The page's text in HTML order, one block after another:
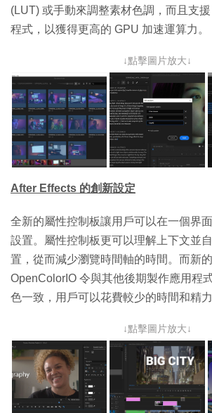
(LUT) 或手動來調整素材色調，而且支
程式，以獲得更高的 GPU 加速運算力。
↓點擊圖片放大↓
After Effects 的創新設定
全新的屬性控制板讓用戶可以在一個界
設置。屬性控制板更可以理解上下文並
置，從而減少瀏覽時間軸的時間。而新
OpenColorIO 令與其他後期製作應用程
色一致，用戶可以花費較少的時間和精力
↓點擊圖片放大↓